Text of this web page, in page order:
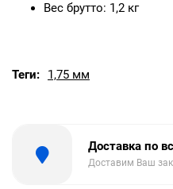
Вес брутто: 1,2 кг
Теги: 1,75 мм
Доставка по
Доставим Ваш